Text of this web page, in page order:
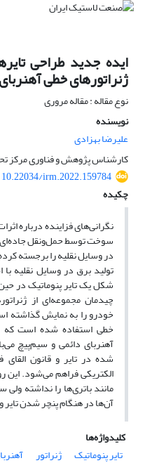
ایده جدید طراحی
ژنراتورهای خطی
نوع مقاله : مقاله مروری
نویسنده
علیرضا بهزادی
کارشناس پژوهش و فناوری مرکز
10.22034/irm.2022.159784
چکیده
نگرانی‌های فزاینده درباره
سوخت توسط حمل‌ونقل جاده‌ای،
در وسایل نقلیه را برجسته
تولید برق در وسایل نقلیه
شکل یک تایر پنوماتیک در
چیدمان مجموعه‌ای از
خودرو را به نمایش گذاشته
خطی استفاده شده است که
آهنربای دائمی و سیم‌پیچ
شده در تایر و قانون القای
الکتریکی فراهم می‌شود.
مانند باتری‌ها را نداشته
آن‌ها در هنگام پنچر شدن تایر
کلیدواژه‌ها
تایر پنوماتیک
ژنراتور